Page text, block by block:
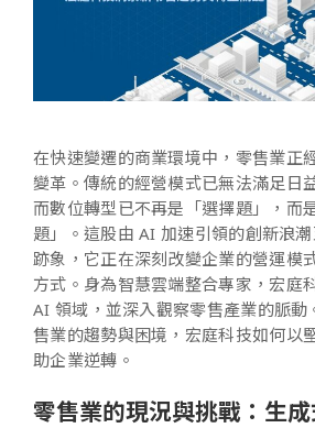
在快速變遷的商業環境中，零售業正
變革。傳統的經營模式已無法滿足日
而數位轉型已不再是「選擇題」，而
題」。這股由 AI 加速引領的創新浪
跡象，它正在深刻改變企業的營運模
方式。身為智慧雲端整合專家，宏庭
AI 領域，並深入觀察零售產業的脈動
售業的趨勢與困境，宏庭科技如何以
助企業逆轉。
零售業的現況與挑戰：生